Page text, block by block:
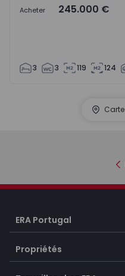
Acheter 245.000 €
3 3 119 124
Carte
ERA Portugal
Propriétés